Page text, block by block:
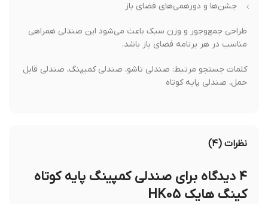
جشن‌ها و دورهمی‌های فضای باز
طراحی جمع‌وجور و وزن سبک باعث می‌شود این صندلی همراهی
مناسب در هر برنامه فضای باز باشد.
کلمات جستجو مرتبط: صندلی تاشو، صندلی کمیپنگ، صندلی قابل
حمل، صندلی پایه کوتاه
نظرات (۴)
صندلی کمپینگ پایه کوتاه
کینگ هایک HK05